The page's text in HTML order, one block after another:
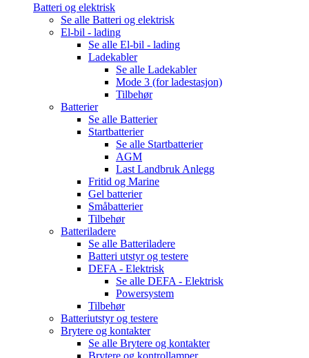
Batteri og elektrisk
Se alle Batteri og elektrisk
El-bil - lading
Se alle El-bil - lading
Ladekabler
Se alle Ladekabler
Mode 3 (for ladestasjon)
Tilbehør
Batterier
Se alle Batterier
Startbatterier
Se alle Startbatterier
AGM
Last Landbruk Anlegg
Fritid og Marine
Gel batterier
Småbatterier
Tilbehør
Batteriladere
Se alle Batteriladere
Batteri utstyr og testere
DEFA - Elektrisk
Se alle DEFA - Elektrisk
Powersystem
Tilbehør
Batteriutstyr og testere
Brytere og kontakter
Se alle Brytere og kontakter
Brytere og kontrollamper